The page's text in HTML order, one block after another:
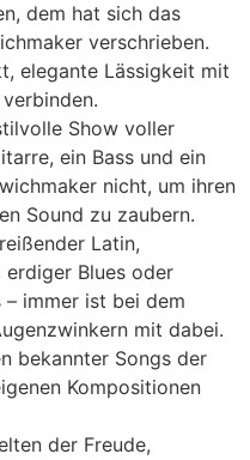
dem hat sich das
verschrieben.
elegante Lässigkeit mit
Show voller
ein Bass und ein
nicht, um ihren
Sound zu zaubern.
Latin,
Blues oder
immer ist bei dem
mit dabei.
bekannter Songs der
Kompositionen
der Freude,